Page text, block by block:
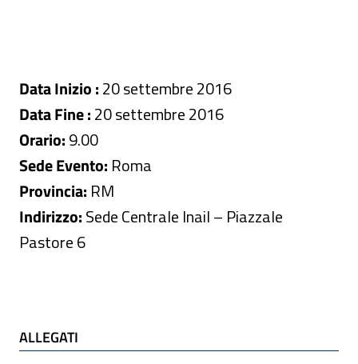
Data Inizio :20 settembre 2016
Data Fine :20 settembre 2016
Orario:9.00
Sede Evento: Roma
Provincia: RM
Indirizzo:Sede Centrale Inail – Piazzale
Pastore 6
ALLEGATI
ALLEGATI